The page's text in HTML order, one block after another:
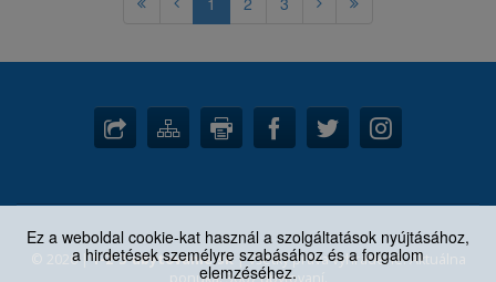
Ez a weboldal cookie-kat használ a szolgáltatások nyújtásához,
a hirdetések személyre szabásához és a forgalom
elemzéséhez.
© 2026 |1-2-3-ubytovanie.sk| Všetky práva vyhradené. Aktuálna
ponuka: 3667 ubytovaní.